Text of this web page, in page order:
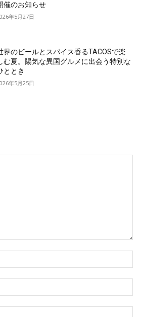
催のお知らせ
年5月27日
界のビールとスパイス香るTACOSで楽
む夏。陽気な異国グルメに出会う特別な
ととき
年5月25日
前
メ
ー